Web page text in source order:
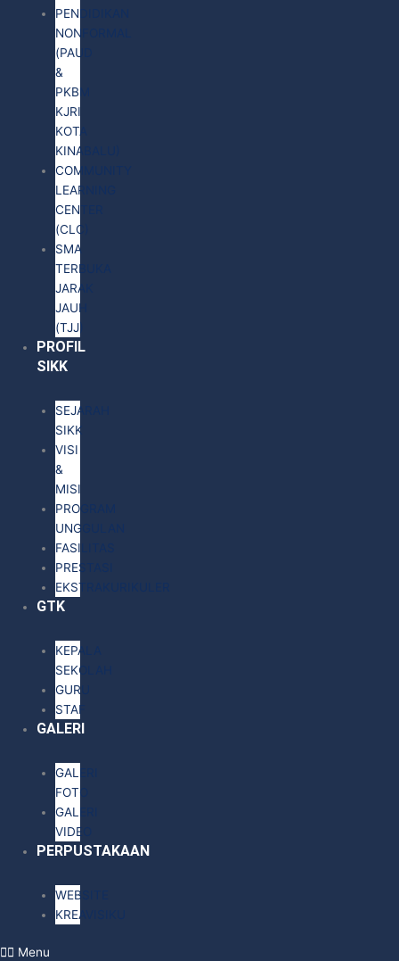
PENDIDIKAN
NONFORMAL
(PAUD
&
PKBM
KJRI
KOTA
KINABALU)
COMMUNITY
LEARNING
CENTER
(CLC)
SMA
TERBUKA
JARAK
JAUH
(TJJ)
PROFIL
SIKK
SEJARAH
SIKK
VISI
&
MISI
PROGRAM
UNGGULAN
FASILITAS
PRESTASI
EKSTRAKURIKULER
GTK
KEPALA
SEKOLAH
GURU
STAF
GALERI
GALERI
FOTO
GALERI
VIDEO
PERPUSTAKAAN
WEBSITE
KREAVISIKU
Menu